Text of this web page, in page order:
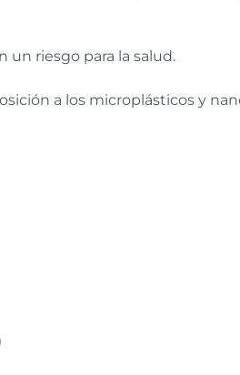
un riesgo para la salud.
a los microplásticos y